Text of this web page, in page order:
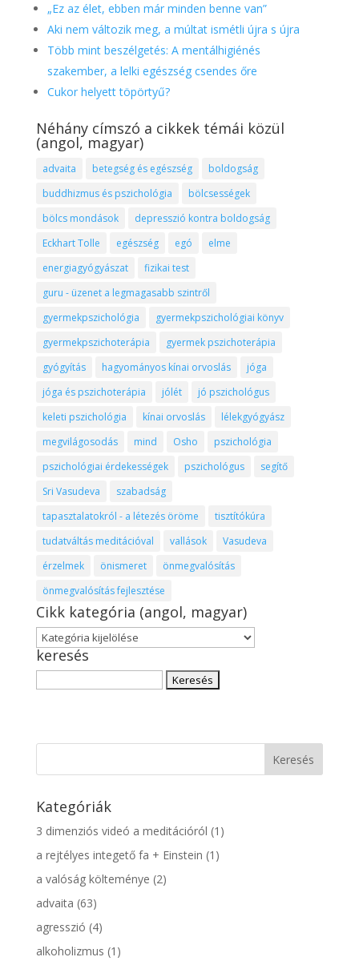
„Ez az élet, ebben már minden benne van”
Aki nem változik meg, a múltat ismétli újra s újra
Több mint beszélgetés: A mentálhigiénés
szakember, a lelki egészség csendes őre
Cukor helyett töpörtyű?
Néhány címszó a cikkek témái közül
(angol, magyar)
advaita betegség és egészség
boldogság
buddhizmus és pszichológia
bölcsességek
bölcs mondások
depresszió kontra boldogság
Eckhart Tolle
egészség egó
elme
energiagyógyászat
fizikai test
guru - üzenet a legmagasabb szintről
gyermekpszichológia
gyermekpszichológiai könyv
gyermekpszichoterápia
gyermek pszichoterápia
gyógyítás
hagyományos kínai orvoslás
jóga
jóga és pszichoterápia
jólét
jó pszichológus
keleti pszichológia
kínai orvoslás
lélekgyógyász
megvilágosodás
mind Osho
pszichológia
pszichológiai érdekességek
pszichológus
segítő
Sri Vasudeva
szabadság
tapasztalatokról - a létezés öröme
tisztítókúra
tudatváltás meditációval
vallások
Vasudeva
érzelmek
önismeret
önmegvalósítás
önmegvalósítás fejlesztése
Cikk kategória (angol, magyar)
Cikk
kategória
(angol,
magyar)
keresés
Kategóriák
3 dimenziós videó a meditációról (1)
a rejtélyes integető fa + Einstein (1)
a valóság költeménye (2)
advaita (63)
agresszió (4)
alkoholizmus (1)